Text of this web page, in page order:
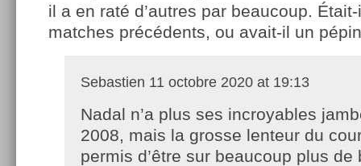
il a en raté d’autres par beaucoup.
matches précédents, ou avait-il un
Sebastien 11 octobre 2020 at 19:13
Nadal n’a plus ses incroyables
2008, mais la grosse lenteur du
permis d’être sur beaucoup plus